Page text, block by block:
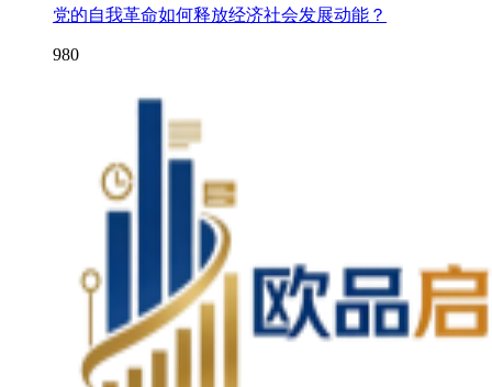
党的自我革命如何释放经济社会发展动能？
980